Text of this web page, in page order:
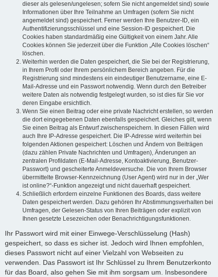
dieser als gelesen/ungelesen; sofern Sie nicht angemeldet sind) sowie
Informationen über Ihre Teilnahme an Umfragen (sofern Sie nicht
angemeldet sind) gespeichert. Ferner werden Ihre Benutzer-ID, ein
Authentifizierungsschlüssel und eine Session-ID gespeichert. Die
Cookies haben standardmäßig eine Gültigkeit von einem Jahr. Alle
Cookies können Sie jederzeit über die Funktion „Alle Cookies löschen“
löschen.
Weiterhin werden die Daten gespeichert, die Sie bei der Registrierung,
in Ihrem Profil oder Ihrem persönlichem Bereich angeben. Für die
Registrierung sind mindestens ein eindeutiger Benutzername, eine E-
Mail-Adresse und ein Passwort notwendig. Wenn durch den Betreiber
weitere Daten als notwendig festgelegt wurden, so ist dies für Sie vor
deren Eingabe ersichtlich.
Wenn Sie einen Beitrag oder eine private Nachricht erstellen, so werden
die dort eingegebenen Daten ebenfalls gespeichert. Gleiches gilt, wenn
Sie einen Beitrag als Entwurf zwischenspeichern. In diesen Fällen wird
auch Ihre IP-Adresse gespeichert. Die IP-Adresse wird weiterhin bei
folgenden Aktionen gespeichert: Löschen und Ändern von Beiträgen
(dazu zählen Private Nachrichten und Umfragen), Änderungen an
zentralen Profildaten (E-Mail-Adresse, Kontoaktivierung, Benutzer-
Passwort) und gescheiterte Anmeldeversuche. Die von Ihrem Browser
übermittelte Browser-Kennzeichnung (User Agent) wird nur in der „Wer
ist online?“-Funktion angezeigt und nicht dauerhaft gespeichert.
Schließlich erfordern einzelne Funktionen des Boards, dass weitere
Daten gespeichert werden. Dazu gehören Ihr Abstimmungsverhalten bei
Umfragen, der Gelesen-Status von Ihren Beiträgen oder explizit von
Ihnen gesetzte Lesezeichen oder Benachrichtigungsfunktionen.
Ihr Passwort wird mit einer Einwege-Verschlüsselung (Hash)
gespeichert, so dass es sicher ist. Jedoch wird Ihnen empfohlen,
dieses Passwort nicht auf einer Vielzahl von Webseiten zu
verwenden. Das Passwort ist Ihr Schlüssel zu Ihrem Benutzerkonto
für das Board, also gehen Sie mit ihm sorgsam um. Insbesondere